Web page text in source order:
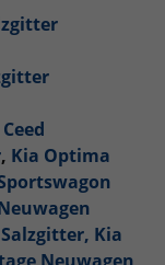
, Kia Optima
Kia